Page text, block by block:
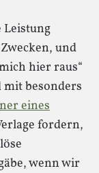
und
hier raus“
mit besonders
eines
fordern,
wenn wir